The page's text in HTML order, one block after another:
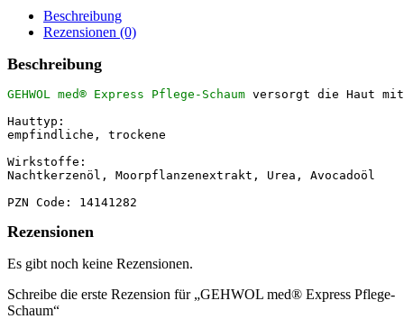
Beschreibung
Rezensionen (0)
Beschreibung
GEHWOL med® Express Pflege-Schaum versorgt die Haut mit
Hauttyp:
empfindliche, trockene
Wirkstoffe:
Nachtkerzenöl, Moorpflanzenextrakt, Urea, Avocadoöl
PZN Code: 14141282
Rezensionen
Es gibt noch keine Rezensionen.
Schreibe die erste Rezension für „GEHWOL med® Express Pflege-
Schaum“